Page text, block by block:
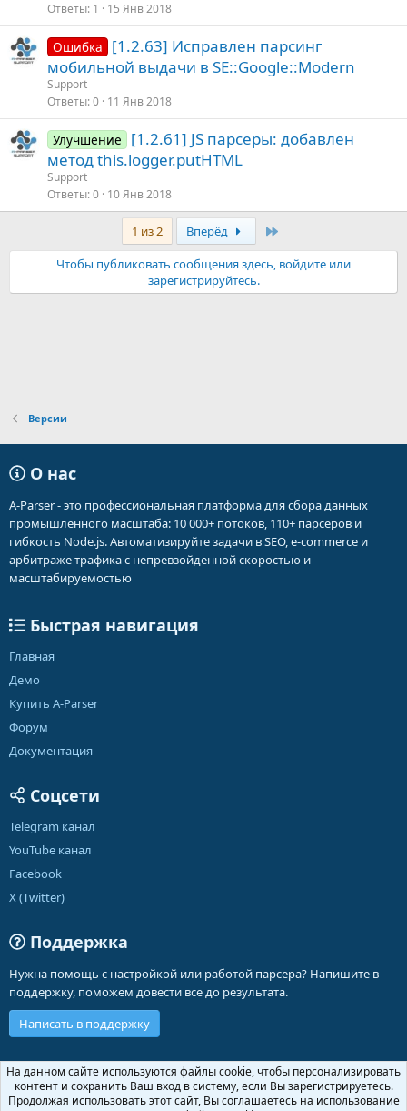
Ответы 1 15 Янв 2018
Ошибка
[1.2.63] Исправлен парсинг
мобильной выдачи в SE::Google::Modern
Support
Ответы 0 11 Янв 2018
Улучшение
[1.2.61] JS парсеры: добавлен
метод this.logger.putHTML
Support
Ответы 0 10 Янв 2018
1 из 2 Вперёд
Чтобы публиковать сообщения здесь, войдите или
зарегистрируйтесь.
Версии
О нас
A-Parser - это профессиональная платформа для сбора данных
промышленного масштаба: 10 000+ потоков, 110+ парсеров и
гибкость Node.js. Автоматизируйте задачи в SEO, e-commerce и
арбитраже трафика с непревзойденной скоростью и
масштабируемостью
Быстрая навигация
Главная
Демо
Купить A-Parser
Форум
Документация
Соцсети
Telegram канал
YouTube канал
Facebook
X (Twitter)
Поддержка
Нужна помощь с настройкой или работой парсера? Напишите в
поддержку, поможем довести все до результата.
Написать в поддержку
Russian (RU)
Обратная связь
Условия и правила
На данном сайте используются файлы cookie, чтобы персонализировать
контент и сохранить Ваш вход в систему, если Вы зарегистрируетесь.
Продолжая использовать этот сайт, Вы соглашаетесь на использование